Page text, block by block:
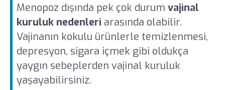
Menopoz dışında pek çok durum vajinal
kuruluk nedenleri arasında olabilir.
Vajinanın kokulu ürünlerle temizlenmesi,
depresyon, sigara içmek gibi oldukça
yaygın sebeplerden vajinal kuruluk
yaşayabilirsiniz.